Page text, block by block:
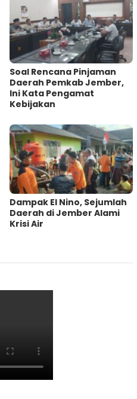
‎Soal Rencana Pinjaman
Daerah Pemkab Jember,
Ini Kata Pengamat
Kebijakan ‎
Dampak El Nino, Sejumlah
Daerah di Jember Alami
Krisi Air